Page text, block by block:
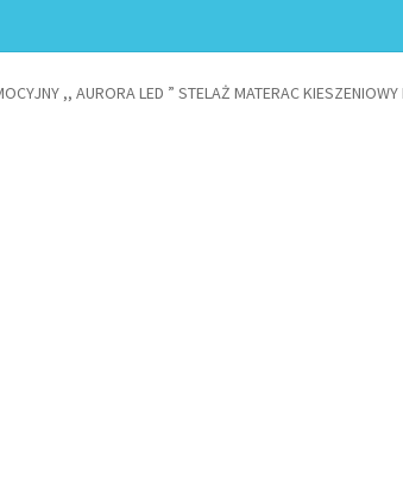
,, AURORA LED ” STELAŻ MATERAC KIESZENIOWY